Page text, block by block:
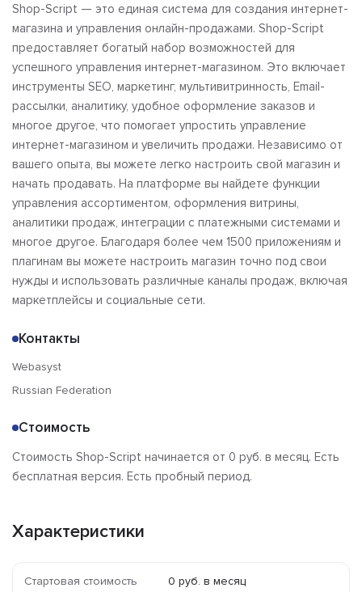
Shop-Script — это единая система для создания интернет-
магазина и управления онлайн-продажами. Shop-Script
предоставляет богатый набор возможностей для
успешного управления интернет-магазином. Это включает
инструменты SEO, маркетинг, мультивитринность, Email-
рассылки, аналитику, удобное оформление заказов и
многое другое, что помогает упростить управление
интернет-магазином и увеличить продажи. Независимо от
вашего опыта, вы можете легко настроить свой магазин и
начать продавать. На платформе вы найдете функции
управления ассортиментом, оформления витрины,
аналитики продаж, интеграции с платежными системами и
многое другое. Благодаря более чем 1500 приложениям и
плагинам вы можете настроить магазин точно под свои
нужды и использовать различные каналы продаж, включая
маркетплейсы и социальные сети.
Контакты
Webasyst
Russian Federation
Стоимость
Стоимость Shop-Script начинается от 0 руб. в месяц. Есть
бесплатная версия. Есть пробный период.
Характеристики
Стартовая стоимость 0 руб. в месяц